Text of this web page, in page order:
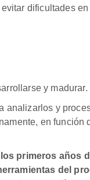
dificultades
y madurar.
analizarlos y
en función
primeros años
del